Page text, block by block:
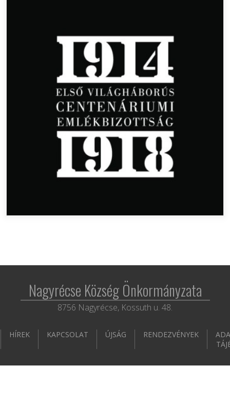
Nagyrécse Község Önkormányzata
8756 Nagyrécse, Kossuth u. 48.
HÍREK KAPCSOLAT ÚJSÁG RENDEZVÉNYEK